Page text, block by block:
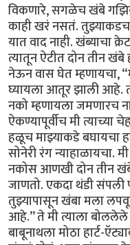
विकणारे, सगळेच खंबे
काही खरं नसतं.
यात वाद नाही. खंब्याचा
त्यातून ऐटीत दोन तीन
नेऊन वास घेत म्हणायचा,
घ्यायला आतूर झाली आहे.
नको म्हणायला जमणारच
ऐकण्यापूर्वीच मी
हळूच माझ्याकडे बघायचा
सोनेरी रंग न्याहाळायचा.
नकोस आणखी दोन तीन
जाणतो. एकदा थंडी संपली
तुझ्यापासून खंबा मला
आहे.” ते मी त्याला
बाबूनाथला मोठा हार्ट-